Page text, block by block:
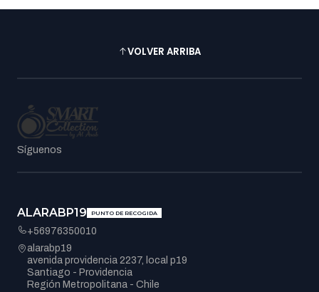
VOLVER ARRIBA
Síguenos
ALARABP19 PUNTO DE RECOGIDA
+56976350010
alarabp19
avenida providencia 2237, local p19
Santiago - Providencia
Región Metropolitana - Chile